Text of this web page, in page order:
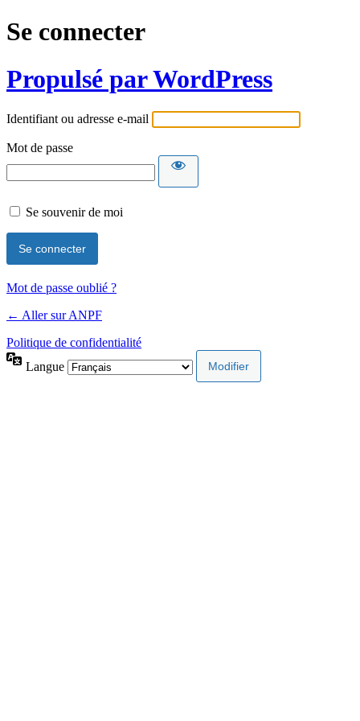
Se connecter
Propulsé par WordPress
Identifiant ou adresse e-mail
Mot de passe
Se souvenir de moi
Mot de passe oublié ?
← Aller sur ANPF
Politique de confidentialité
Langue